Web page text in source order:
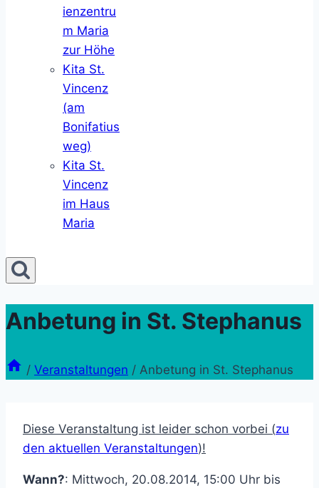
ienzentru
m Maria
zur Höhe
Kita St.
Vincenz
(am
Bonifatius
weg)
Kita St.
Vincenz
im Haus
Maria
Anbetung in St. Stephanus
/ Veranstaltungen / Anbetung in St. Stephanus
Diese Veranstaltung ist leider schon vorbei (zu
den aktuellen Veranstaltungen)!
Wann?: Mittwoch, 20.08.2014, 15:00 Uhr bis